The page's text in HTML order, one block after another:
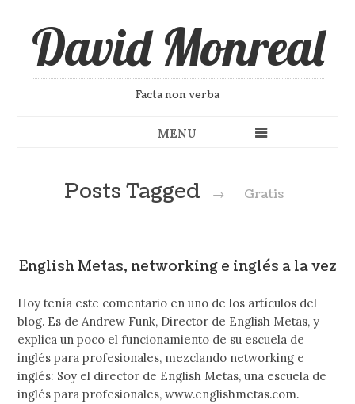
David Monreal
Facta non verba
MENU
Posts Tagged → Gratis
English Metas, networking e inglés a la vez
Hoy tenía este comentario en uno de los artículos del
blog. Es de Andrew Funk, Director de English Metas, y
explica un poco el funcionamiento de su escuela de
inglés para profesionales, mezclando networking e
inglés: Soy el director de English Metas, una escuela de
inglés para profesionales, www.englishmetas.com.